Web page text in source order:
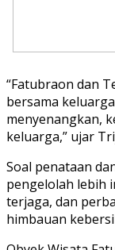
“Fatubraon dan
bersama
menyenangkan,
keluarga,” ujar
Soal penataan
pengelolah lebih
terjaga, dan
himbauan